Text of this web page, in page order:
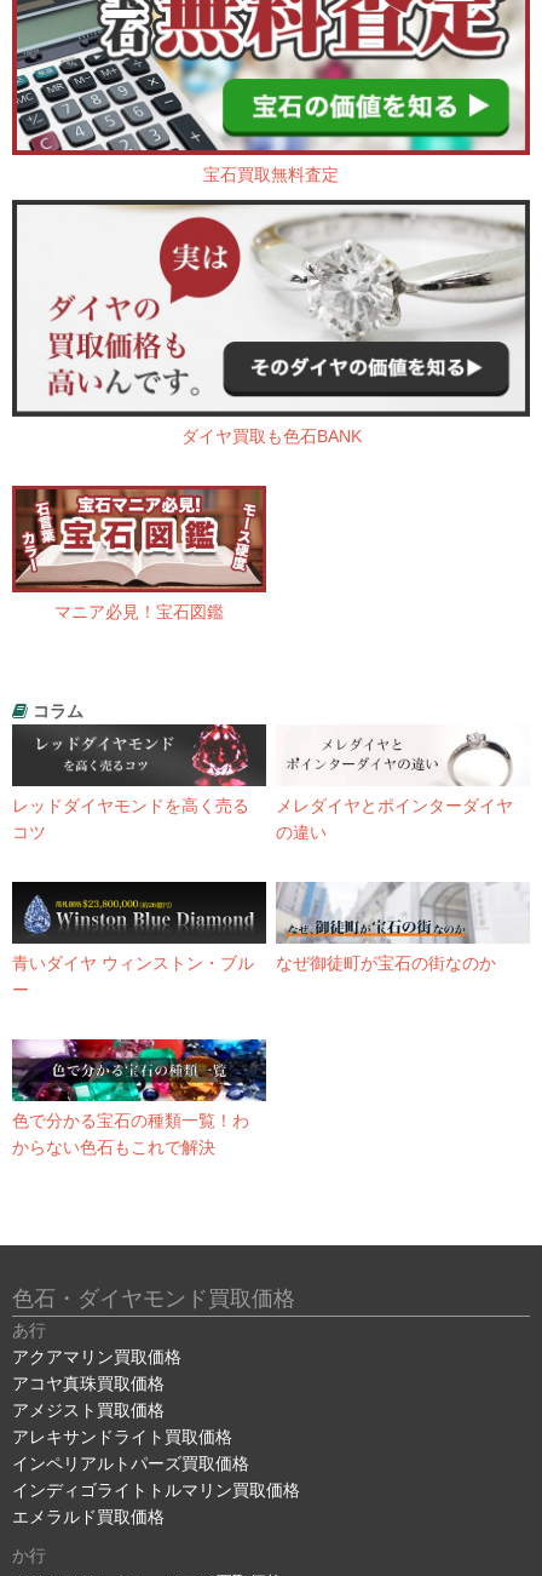
宝石買取無料査定
ダイヤ買取も色石BANK
マニア必見！宝石図鑑
コラム
レッドダイヤモンドを高く売る
コツ
メレダイヤとポインターダイヤ
の違い
青いダイヤ ウィンストン・ブル
ー
なぜ御徒町が宝石の街なのか
色で分かる宝石の種類一覧！わ
からない色石もこれで解決
色石・ダイヤモンド買取価格
あ行
アクアマリン買取価格
アコヤ真珠買取価格
アメジスト買取価格
アレキサンドライト買取価格
インペリアルトパーズ買取価格
インディゴライトトルマリン買取価格
エメラルド買取価格
か行